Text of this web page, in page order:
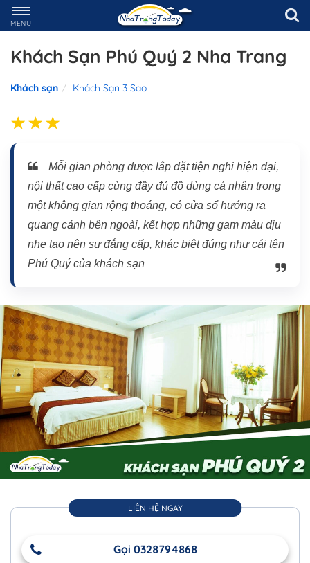
MENU
Khách Sạn Phú Quý 2 Nha Trang
Khách sạn Khách Sạn 3 Sao
Mỗi gian phòng được lắp đặt tiện nghi hiện đại,
nội thất cao cấp cùng đầy đủ đồ dùng cá nhân trong
một không gian rộng thoáng, có cửa sổ hướng ra
quang cảnh bên ngoài, kết hợp những gam màu dịu
nhẹ tạo nên sự đẳng cấp, khác biệt đúng như cái tên
Phú Quý của khách sạn
LIÊN HỆ NGAY
Gọi 0328794868